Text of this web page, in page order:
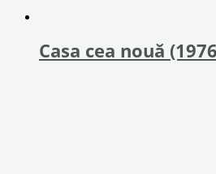
Casa cea nouă